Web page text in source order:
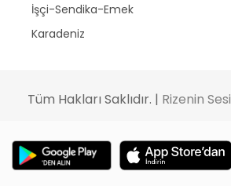
İşçi-Sendika-Emek
Karadeniz
Tüm Hakları Saklıdır. | Rizenin Sesi